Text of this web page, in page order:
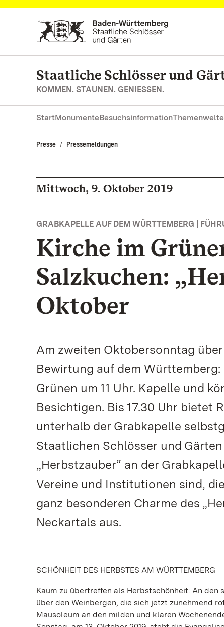
Zum Hauptinhalt springen
Staatliche Schlösser und
KOMMEN. STAUNEN. GENIESSEN.
StartMonumenteBesuchsinformation
Presse Pressemeldungen
Mittwoch, 9. Oktober 2019
GRABKAPELLE AUF DEM WÜRTTEMBERG |
Kirche im
Salzkuchen:
Oktober
Am zweiten Oktobersonntag
Bewirtung auf dem
Grünen um 11 Uhr. Kapelle und
Besichtigen. Bis 17.30 Uhr bietet
unterhalb der Grabkapelle
Staatlichen Schlösser und
„Herbstzauber“ an der
Vereine und Institutionen sind,
ganz besonderen Charme des
Neckartals aus.
SCHÖNHEIT DES HERBSTES AM WÜRTTEMBERG
Kaum zu übertreffen als Herbstschönheit: An
über den Weinbergen, die sich jetzt zunehmend
Mausoleum an den milden und klaren